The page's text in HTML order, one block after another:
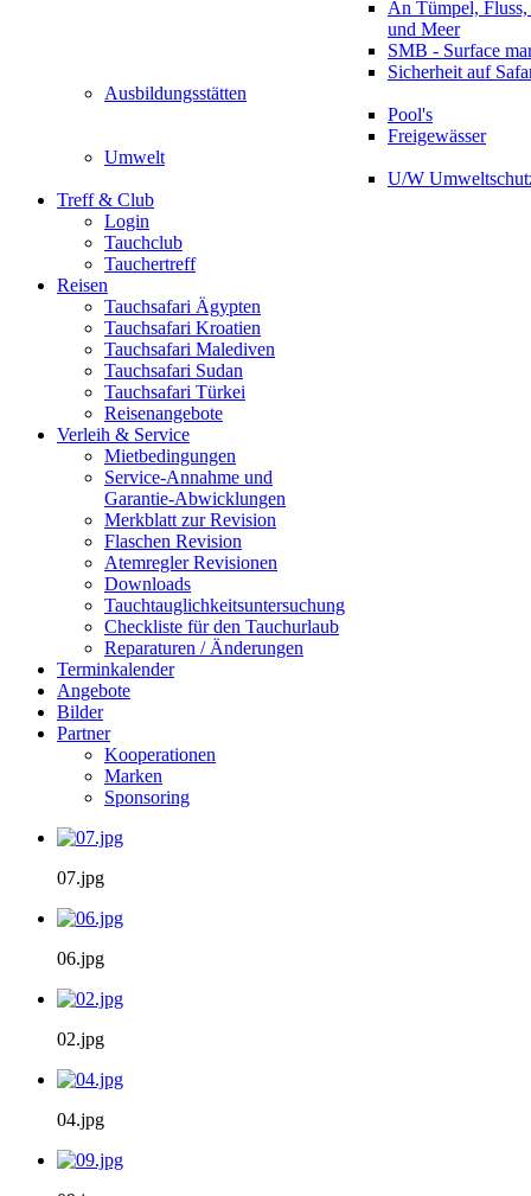
An Tümpel,
und Meer
SMB - Surface
Sicherheit auf
Ausbildungsstätten
Pool's
Freigewässer
Umwelt
U/W
Treff & Club
Login
Tauchclub
Tauchertreff
Reisen
Tauchsafari Ägypten
Tauchsafari Kroatien
Tauchsafari Malediven
Tauchsafari Sudan
Tauchsafari Türkei
Reisenangebote
Verleih & Service
Mietbedingungen
Service-Annahme und
Garantie-Abwicklungen
Merkblatt zur Revision
Flaschen Revision
Atemregler Revisionen
Downloads
Tauchtauglichkeitsuntersuchung
Checkliste für den Tauchurlaub
Reparaturen / Änderungen
Terminkalender
Angebote
Bilder
Partner
Kooperationen
Marken
Sponsoring
07.jpg
06.jpg
02.jpg
04.jpg